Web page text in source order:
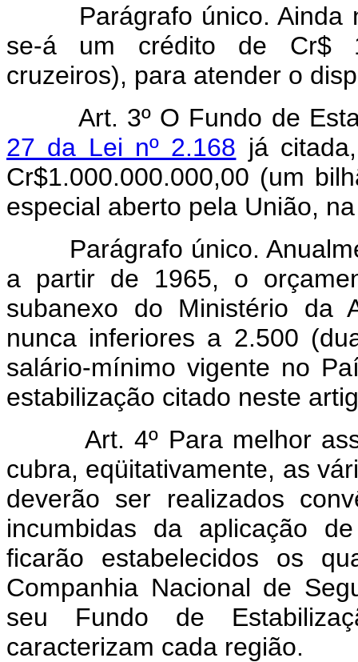
Parágrafo único.
se-á um crédito de Cr$
cruzeiros), para atender o
Art. 3º O Fundo de
27 da Lei nº 2.168 já
Cr$1.000.000.000,00 (um
especial aberto pela União,
Parágrafo único.
a partir de 1965, o
subanexo do Ministério da
nunca inferiores a 2.500
salário-mínimo vigente no
estabilização citado neste
Art. 4º Para melhor
cubra, eqüitativamente, as
deverão ser realizados
incumbidas da aplicação
ficarão estabelecidos os
Companhia Nacional de
seu Fundo de
caracterizam cada região.